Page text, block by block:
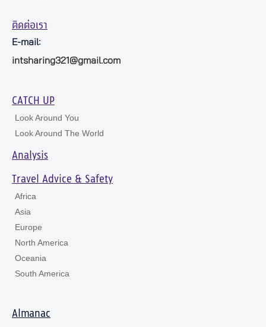
ติดต่อเรา
E-mail:
intsharing321@gmail.com
CATCH UP
Look Around You
Look Around The World
Analysis
Travel Advice & Safety
Africa
Asia
Europe
North America
Oceania
South America
Almanac